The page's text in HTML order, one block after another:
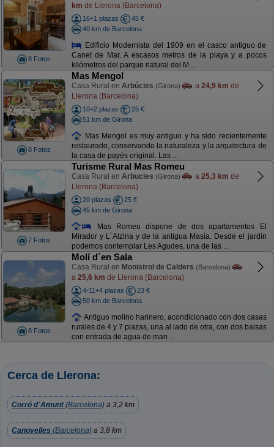
8 Fotos
km de Llerona (Barcelona)
16+1 plazas
45 €
40 km de Barcelona
Edificio Modernista del 1909 en el casco antiguo de
Canet de Mar. A escasos metros de la playa y a pocos
kilómetros del parque natural del M ...
8 Fotos
Mas Mengol
Casa Rural en Arbúcies (Girona) a 24,9 km de
Llerona (Barcelona)
10+2 plazas
25 €
51 km de Girona
Mas Mengol es muy antiguo y ha sido recientemente
restaurado, conservando la naturaleza y la arquitectura de
la casa de payés original. Las ...
7 Fotos
Turisme Rural Mas Romeu
Casa Rural en Arbucies (Girona) a 25,3 km de
Llerona (Barcelona)
20 plazas
25 €
45 km de Girona
Mas Romeu dispone de dos apartamentos El
Mirador y L´Alzina y de la antigua Masía. Desde el jardín
podemos contemplar Les Agudes, una de las ...
8 Fotos
Molí d´en Sala
Casa Rural en Monistrol de Calders (Barcelona)
a 25,6 km de Llerona (Barcelona)
4-11+4 plazas
23 €
50 km de Barcelona
Antiguo molino harinero, acondicionado con dos casas
rurales de 4 y 7 plazas, una al lado de otra, con dos balsas
con entrada de agua de man ...
Cerca de Llerona:
Corró d´Amunt(Barcelona) a 3,2 km
Canovelles (Barcelona) a 3,8 km